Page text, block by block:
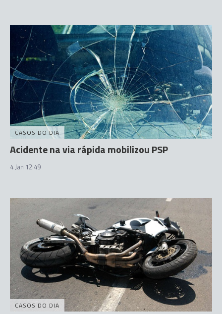
CASOS DO DIA
Acidente na via rápida mobilizou PSP
4 Jan 12:49
CASOS DO DIA